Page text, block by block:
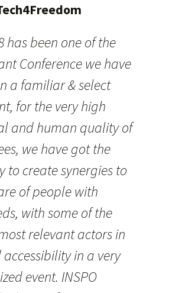
has been one of the
Conference we have
a familiar & select
for the very high
and human quality of
we have got the
to create synergies to
of people with
with some of the
relevant actors in
in a very
event. INSPO